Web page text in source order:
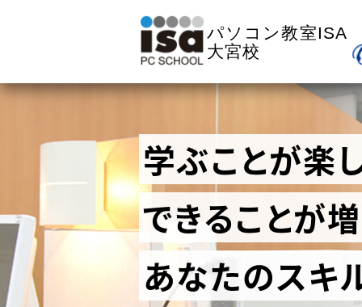
パソコン教室ISA
大宮校
学ぶことが楽
できることが
あなたのスキ